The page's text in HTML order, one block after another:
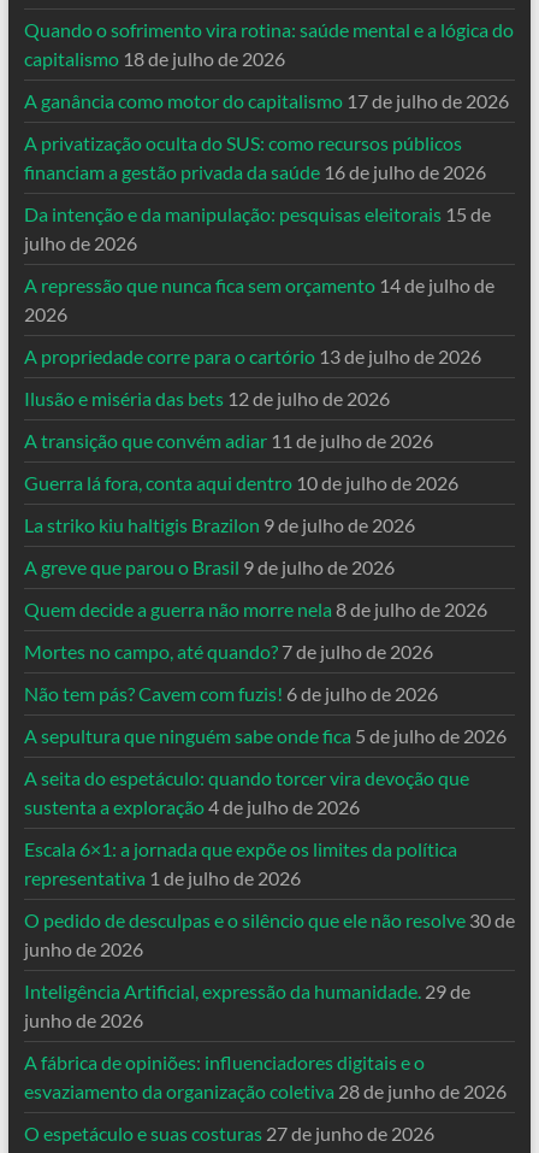
Quando o sofrimento vira rotina: saúde mental e a lógica do
capitalismo 18 de julho de 2026
A ganância como motor do capitalismo 17 de julho de 2026
A privatização oculta do SUS: como recursos públicos
financiam a gestão privada da saúde 16 de julho de 2026
Da intenção e da manipulação: pesquisas eleitorais 15 de
julho de 2026
A repressão que nunca fica sem orçamento 14 de julho de
2026
A propriedade corre para o cartório 13 de julho de 2026
Ilusão e miséria das bets 12 de julho de 2026
A transição que convém adiar 11 de julho de 2026
Guerra lá fora, conta aqui dentro 10 de julho de 2026
La striko kiu haltigis Brazilon 9 de julho de 2026
A greve que parou o Brasil 9 de julho de 2026
Quem decide a guerra não morre nela 8 de julho de 2026
Mortes no campo, até quando? 7 de julho de 2026
Não tem pás? Cavem com fuzis! 6 de julho de 2026
A sepultura que ninguém sabe onde fica 5 de julho de 2026
A seita do espetáculo: quando torcer vira devoção que
sustenta a exploração4 de julho de 2026
Escala 6×1: a jornada que expõe os limites da política
representativa 1 de julho de 2026
O pedido de desculpas e o silêncio que ele não resolve 30 de
junho de 2026
Inteligência Artificial, expressão da humanidade. 29 de
junho de 2026
A fábrica de opiniões: influenciadores digitais e o
esvaziamento da organização coletiva 28 de junho de 2026
O espetáculo e suas costuras 27 de junho de 2026